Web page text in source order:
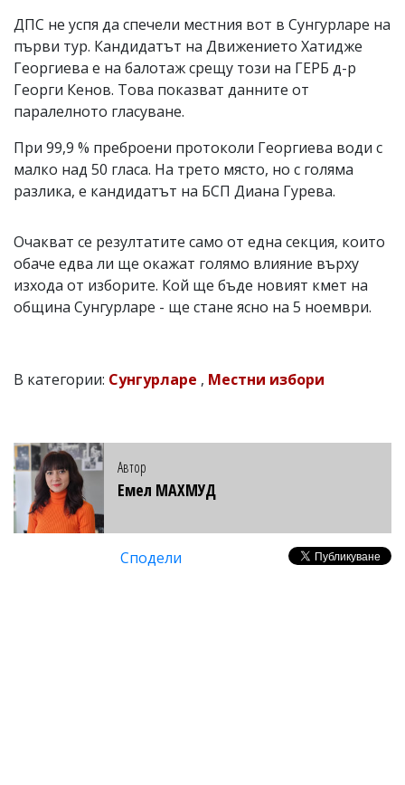
ДПС не успя да спечели местния вот в Сунгурларе на
първи тур. Кандидатът на Движението Хатидже
Георгиева е на балотаж срещу този на ГЕРБ д-р
Георги Кенов. Това показват данните от
паралелното гласуване.
При 99,9 % преброени протоколи Георгиева води с
малко над 50 гласа. На трето място, но с голяма
разлика, е кандидатът на БСП Диана Гурева.
Очакват се резултатите само от една секция, които
обаче едва ли ще окажат голямо влияние върху
изхода от изборите. Кой ще бъде новият кмет на
община Сунгурларе - ще стане ясно на 5 ноември.
В категории: Сунгурларе , Местни избори
Автор
Емел МАХМУД
Сподели